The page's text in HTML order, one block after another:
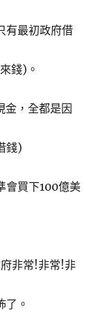
有最初政府借
錢)。
，全都是因
錢)
會買下100億美
非常!非常!非
了。